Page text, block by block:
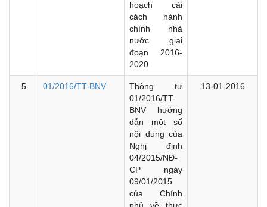
hoạch cải
cách hành
chính nhà
nước giai
đoạn 2016-
2020
5 01/2016/TT-BNV
Thông tư
01/2016/TT-
BNV hướng
dẫn một số
nội dung của
Nghị định
04/2015/NĐ-
CP ngày
09/01/2015
của Chính
phủ về thực
13-01-2016